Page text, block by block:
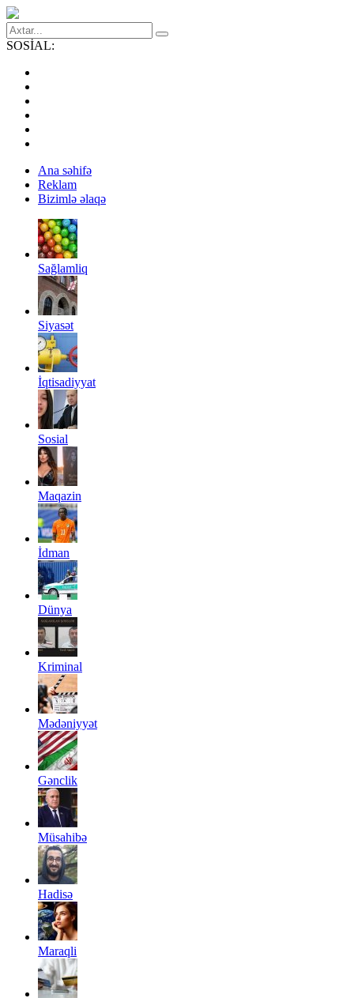
SOSİAL:
Ana səhifə
Reklam
Bizimlə əlaqə
Sağlamliq
Siyasət
İqtisadiyyat
Sosial
Maqazin
İdman
Dünya
Kriminal
Mədəniyyət
Gənclik
Müsahibə
Hadisə
Maraqli